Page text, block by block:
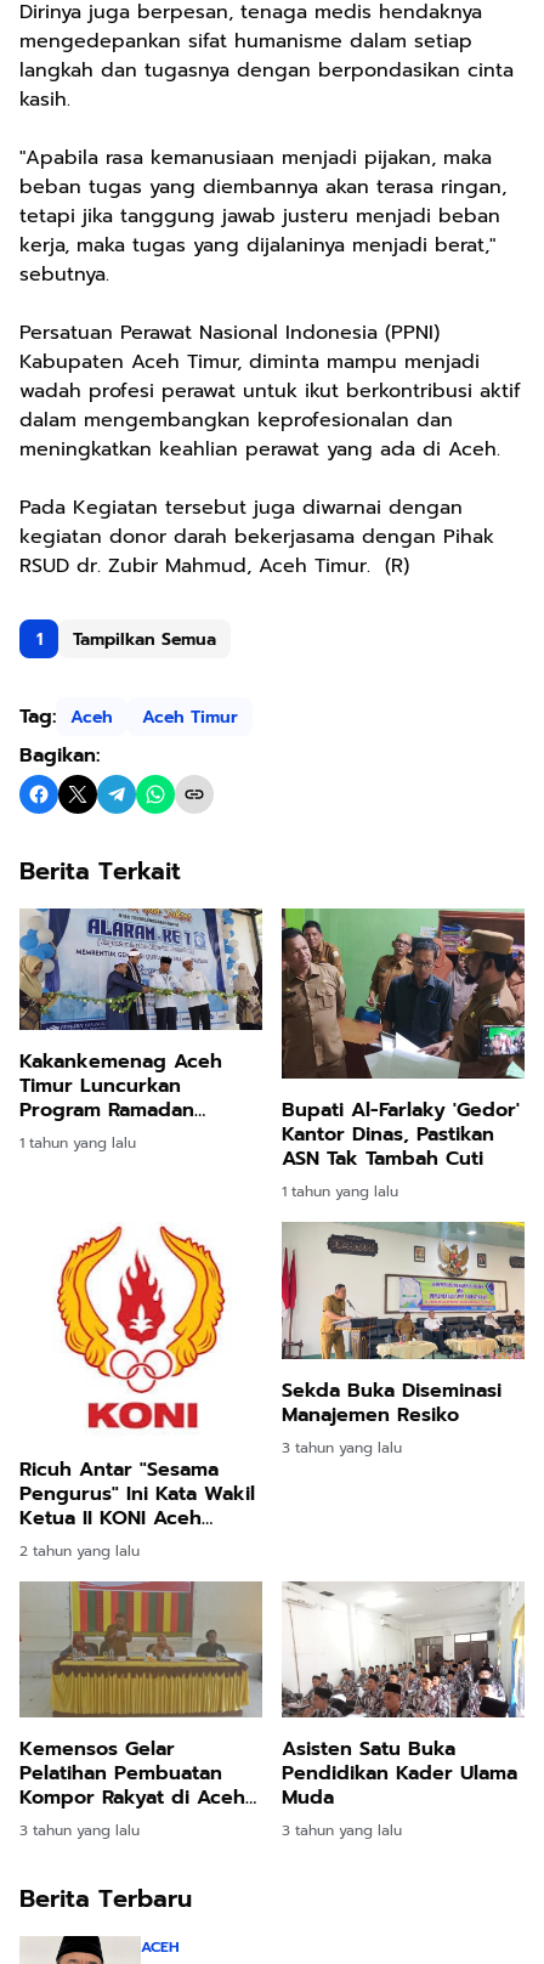
Dirinya juga berpesan, tenaga medis hendaknya
mengedepankan sifat humanisme dalam setiap
langkah dan tugasnya dengan berpondasikan cinta
kasih.
"Apabila rasa kemanusiaan menjadi pijakan, maka
beban tugas yang diembannya akan terasa ringan,
tetapi jika tanggung jawab justeru menjadi beban
kerja, maka tugas yang dijalaninya menjadi berat,"
sebutnya.
Persatuan Perawat Nasional Indonesia (PPNI)
Kabupaten Aceh Timur, diminta mampu menjadi
wadah profesi perawat untuk ikut berkontribusi aktif
dalam mengembangkan keprofesionalan dan
meningkatkan keahlian perawat yang ada di Aceh.
Pada Kegiatan tersebut juga diwarnai dengan
kegiatan donor darah bekerjasama dengan Pihak
RSUD dr. Zubir Mahmud, Aceh Timur. (R)
1 Tampilkan Semua
Tag: Aceh Aceh Timur
Bagikan:
Berita Terkait
Kakankemenag Aceh
Timur Luncurkan
Program Ramadan
ALARAM-KE 1
1 tahun yang lalu
Bupati Al-Farlaky 'Gedor'
Kantor Dinas, Pastikan
ASN Tak Tambah Cuti
1 tahun yang lalu
Ricuh Antar "Sesama
Pengurus" Ini Kata Wakil
Ketua II KONI Aceh
Timur.
2 tahun yang lalu
Sekda Buka Diseminasi
Manajemen Resiko
3 tahun yang lalu
Kemensos Gelar
Pelatihan Pembuatan
Kompor Rakyat di Aceh
Timur
3 tahun yang lalu
Asisten Satu Buka
Pendidikan Kader Ulama
Muda
3 tahun yang lalu
Berita Terbaru
ACEH